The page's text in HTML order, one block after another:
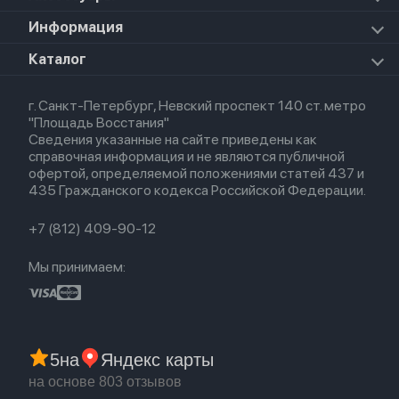
iPad Pro 11 M5 (2025)
Apple Watch Series 8
Apple Watch SE 2022
Airpods Pro
Airpods 3
Airpods (1-е)
EarPods
Apple TV
HomePod 2
Для iPhone
Для Macbook
Информация
О магазине
Политика конфиденциальности
Оплата и доставка
Партнерская программа
Гарантия
Обмен и возврат
Бонусы
Каталог
Новые поступления
Популярное
Акции
г. Санкт-Петербург, Невский проспект 140 ст. метро
"Площадь Восстания"
Сведения указанные на сайте приведены как
справочная информация и не являются публичной
офертой, определяемой положениями статей 437 и
435 Гражданского кодекса Российской Федерации.
+7 (812) 409-90-12
Мы принимаем:
5на Яндекс карты
на основе 803 отзывов